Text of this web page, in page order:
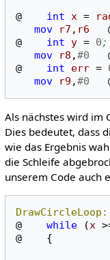
@ int x =
mov
r7 , r6
@
int y = 0;
mov
r8 ,#0
@
int err =
mov
r9 ,#0
Als nächstes wird im
Dies bedeutet, dass
wie das Ergebnis
die Schleife
unserem Code auch
DrawCircleLoop:
@
while (x
@
{